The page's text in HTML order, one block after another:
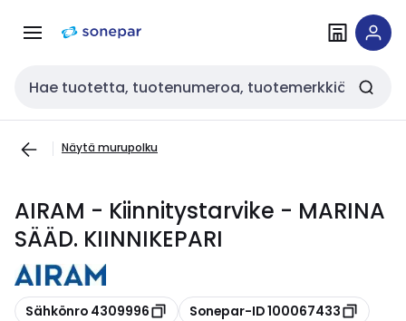
navigointiinsisältöön
Haku
Näytä murupolku
AIRAM - Kiinnitystarvike - MARINA
SÄÄD. KIINNIKEPARI
Kopioi
Sähkönro 4309996 Kopioi
Sonepar-ID 100067433